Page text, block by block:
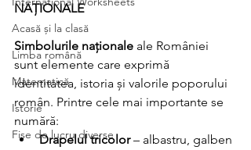
Acasă și la clasă
Limba română
Matematică
Istorie
Fișe de lucru diverse
NAȚIONALE
Simbolurile naționale ale României
sunt elemente care exprimă
identitatea, istoria și valorile poporului
român. Printre cele mai importante se
numără:
Drapelul tricolor – albastru, galben